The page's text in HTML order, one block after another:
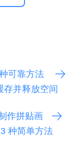
可靠方法
存并释放空间
作拼贴画
种简单方法